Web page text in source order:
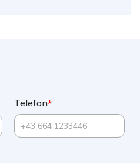
Telefon*